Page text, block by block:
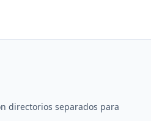
directorios separados para